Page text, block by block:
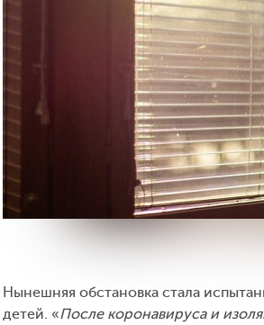
Нынешняя обстановка стала
детей. «После коронавируса и